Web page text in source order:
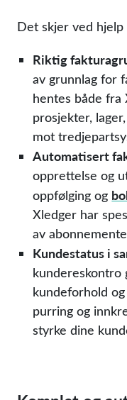
Det skjer ved hjelp
Riktig
av grunnlag for
hentes både fra
prosjekter,
mot
Automatisert
opprettelse og
oppfølging og
Xledger har
av
Kundestatus i
kundeforhold
purring og
styrke dine